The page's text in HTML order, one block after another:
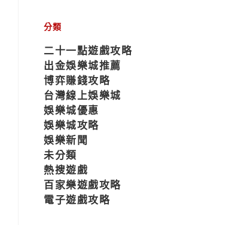
分類
二十一點遊戲攻略
出金娛樂城推薦
博弈賺錢攻略
台灣線上娛樂城
娛樂城優惠
娛樂城攻略
娛樂新聞
未分類
熱搜遊戲
百家樂遊戲攻略
電子遊戲攻略